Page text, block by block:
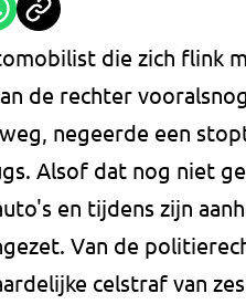
die zich flink
de rechter
negeerde een
Alsof dat nog niet
en tijdens zijn
Van de
celstraf van